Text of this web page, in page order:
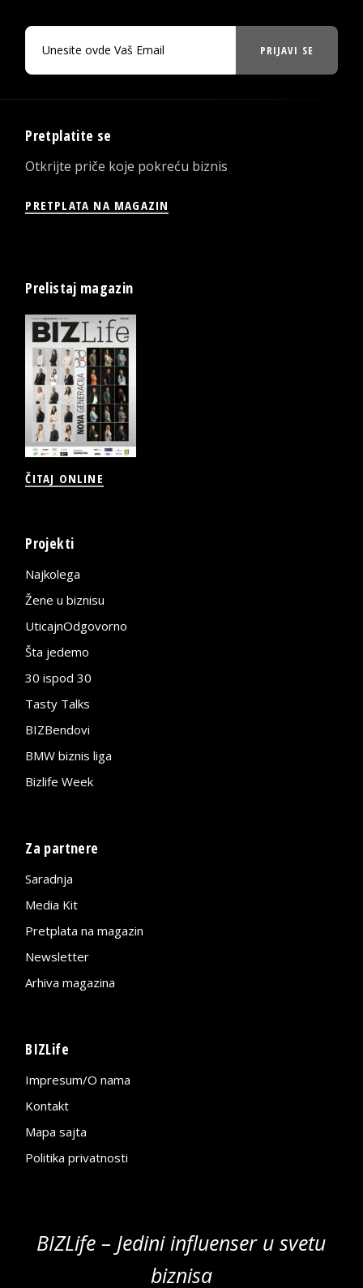
PRIJAVI SE
Pretplatite se
Otkrijte priče koje pokreću biznis
PRETPLATA NA MAGAZIN
Prelistaj magazin
ČITAJ ONLINE
Projekti
Najkolega
Žene u biznisu
UticajnOdgovorno
Šta jedemo
30 ispod 30
Tasty Talks
BIZBendovi
BMW biznis liga
Bizlife Week
Za partnere
Saradnja
Media Kit
Pretplata na magazin
Newsletter
Arhiva magazina
BIZLife
Impresum/O nama
Kontakt
Mapa sajta
Politika privatnosti
BIZLife – Jedini influenser u svetu
biznisa